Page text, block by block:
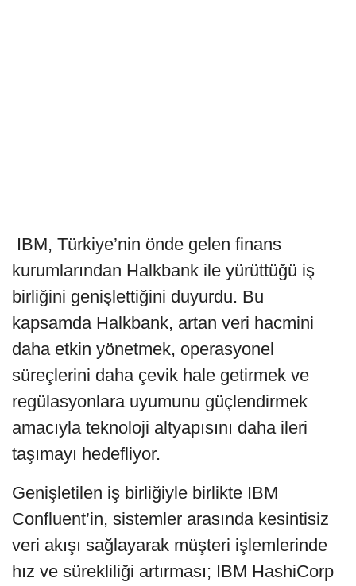
IBM, Türkiye’nin önde gelen finans
kurumlarından Halkbank ile yürüttüğü iş
birliğini genişlettiğini duyurdu. Bu
kapsamda Halkbank, artan veri hacmini
daha etkin yönetmek, operasyonel
süreçlerini daha çevik hale getirmek ve
regülasyonlara uyumunu güçlendirmek
amacıyla teknoloji altyapısını daha ileri
taşımayı hedefliyor.
Genişletilen iş birliğiyle birlikte IBM
Confluent’in, sistemler arasında kesintisiz
veri akışı sağlayarak müşteri işlemlerinde
hız ve sürekliliği artırması; IBM HashiCorp